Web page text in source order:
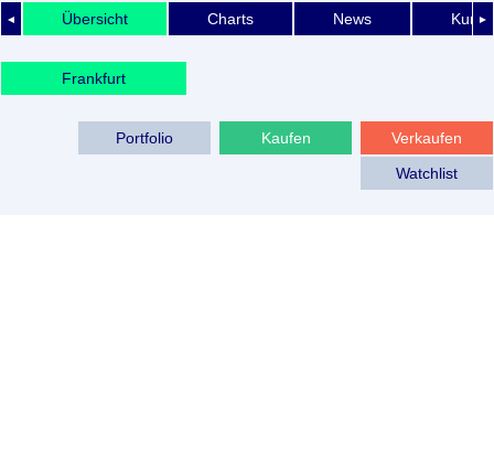
◄ ►
Übersicht Charts News
Frankfurt
Verkaufen
Kaufen
Portfolio
Watchlist